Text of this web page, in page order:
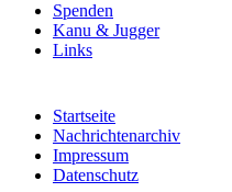
Spenden
Kanu & Jugger
Links
Startseite
Nachrichtenarchiv
Impressum
Datenschutz